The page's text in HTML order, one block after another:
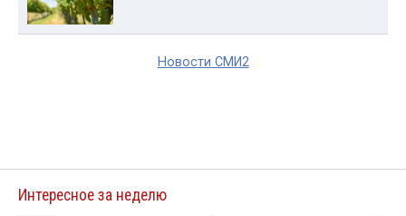
Новости СМИ2
Интересное за неделю